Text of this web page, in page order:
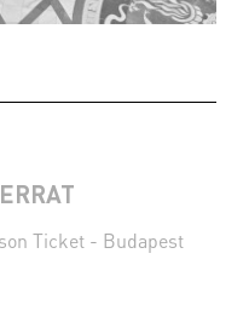
Ticket - Budapest